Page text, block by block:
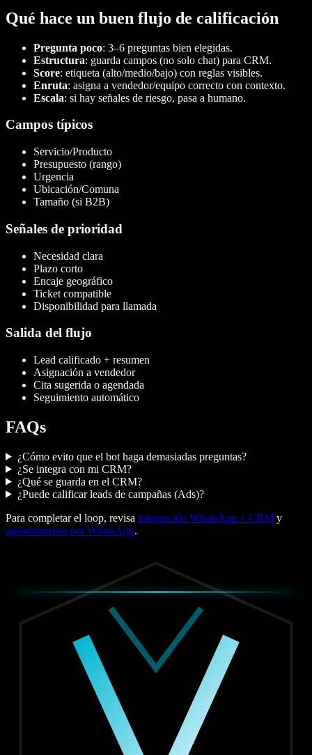
Qué hace un buen flujo de calificación
Pregunta poco: 3–6 preguntas bien elegidas.
Estructura: guarda campos (no solo chat) para CRM.
Score: etiqueta (alto/medio/bajo) con reglas visibles.
Enruta: asigna a vendedor/equipo correcto con contexto.
Escala: si hay señales de riesgo, pasa a humano.
Campos típicos
Servicio/Producto
Presupuesto (rango)
Urgencia
Ubicación/Comuna
Tamaño (si B2B)
Señales de prioridad
Necesidad clara
Plazo corto
Encaje geográfico
Ticket compatible
Disponibilidad para llamada
Salida del flujo
Lead calificado + resumen
Asignación a vendedor
Cita sugerida o agendada
Seguimiento automático
FAQs
¿Cómo evito que el bot haga demasiadas preguntas?
¿Se integra con mi CRM?
¿Qué se guarda en el CRM?
¿Puede calificar leads de campañas (Ads)?
Para completar el loop, revisa integración WhatsApp + CRM y
agendamiento por WhatsApp.